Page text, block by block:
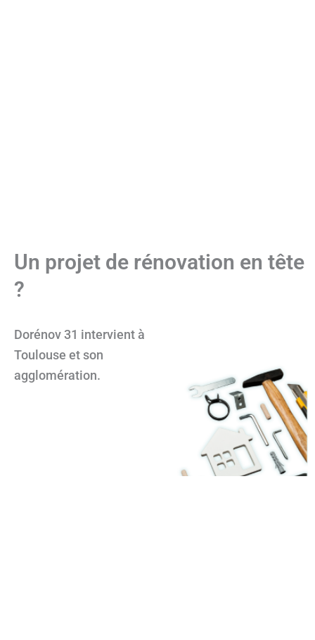
Un projet de rénovation en tête
?
Dorénov 31 intervient à
Toulouse et son
agglomération.